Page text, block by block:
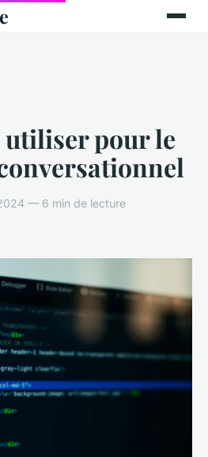
utiliser pour le
— 6 min de lecture